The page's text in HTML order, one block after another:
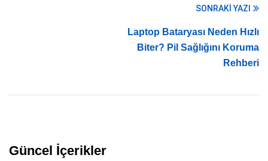
SONRAKI YAZI
Laptop Bataryası Neden Hızlı
Biter? Pil Sağlığını Koruma
Rehberi
Güncel İçerikler